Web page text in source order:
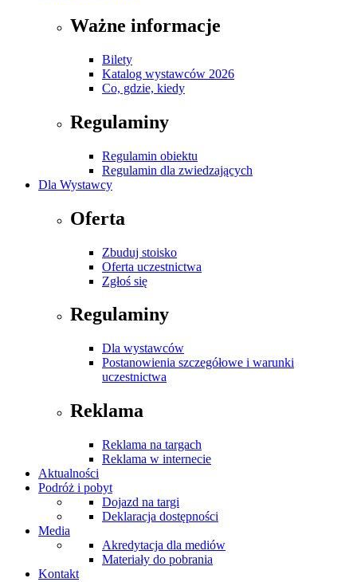
Ważne informacje
Bilety
Katalog wystawców 2026
Co, gdzie, kiedy
Regulaminy
Regulamin obiektu
Regulamin dla zwiedzających
Dla Wystawcy
Oferta
Zbuduj stoisko
Oferta uczestnictwa
Zgłoś się
Regulaminy
Dla wystawców
Postanowienia szczegółowe i warunki
uczestnictwa
Reklama
Reklama na targach
Reklama w internecie
Aktualności
Podróż i pobyt
Dojazd na targi
Deklaracja dostępności
Media
Akredytacja dla mediów
Materiały do pobrania
Kontakt